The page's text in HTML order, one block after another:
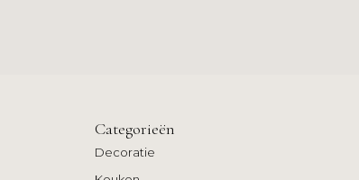
Categorieën
Decoratie